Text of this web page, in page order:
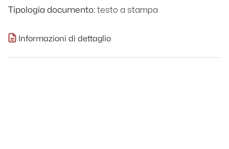
Tipologia documento: testo a stampa
Informazioni di dettaglio